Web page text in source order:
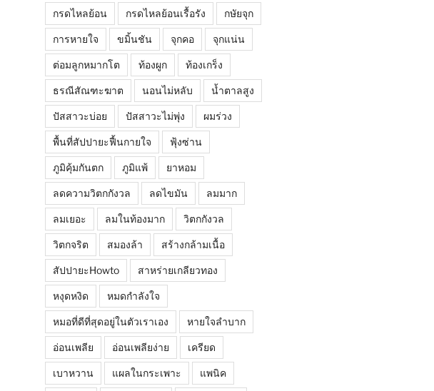
กรดไหลย้อน กรดไหลย้อนเรื้อรัง กษัยจุก
การหายใจ ขมิ้นชัน จุกคอ จุกแน่น
ต่อมลูกหมากโต ท้องผูก ท้องเกร็ง
ธรณีสัณฑะฆาต นอนไม่หลับ น้ำตาลสูง
ปัสสาวะบ่อย ปัสสาวะไม่พุ่ง ผมร่วง
พื้นที่สัปปายะฟื้นกายใจ ฟุ้งซ่าน
ภูมิคุ้มกันตก ภูมิแพ้ ยาหอม
ลดความวิตกกังวล ลดไขมัน ลมมาก
ลมเยอะ ลมในท้องมาก วิตกกังวล
วิตกจริต สมองล้า สร้างกล้ามเนื้อ
สัปปายะHowto สาหร่ายเกลียวทอง
หงุดหงิด หมดกำลังใจ
หมอที่ดีที่สุดอยู่ในตัวเราเอง หายใจลำบาก
อ่อนเพลีย อ่อนเพลียง่าย เครียด
เบาหวาน แผลในกระเพาะ แพนิค